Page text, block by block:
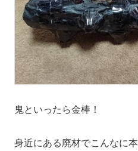
鬼といったら金棒！
身近にある廃材でこんなに